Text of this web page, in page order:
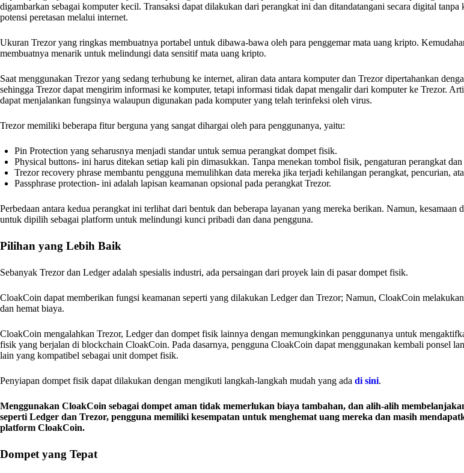
digambarkan sebagai komputer kecil. Transaksi dapat dilakukan dari perangkat ini dan ditandatangani secara digital tanpa
potensi peretasan melalui internet.
Ukuran Trezor yang ringkas membuatnya portabel untuk dibawa-bawa oleh para penggemar mata uang kripto.
membuatnya menarik untuk melindungi data sensitif mata uang kripto.
Saat menggunakan Trezor yang sedang terhubung ke internet, aliran data antara komputer dan Trezor dipertahankan
sehingga Trezor dapat mengirim informasi ke komputer, tetapi informasi tidak dapat mengalir dari komputer ke Trezor.
dapat menjalankan fungsinya walaupun digunakan pada komputer yang telah terinfeksi oleh virus.
Trezor memiliki beberapa fitur berguna yang sangat dihargai oleh para penggunanya, yaitu:
Pin Protection yang seharusnya menjadi standar untuk semua perangkat dompet fisik.
Physical buttons- ini harus ditekan setiap kali pin dimasukkan. Tanpa menekan tombol fisik, pengaturan perangkat
Trezor recovery phrase membantu pengguna memulihkan data mereka jika terjadi kehilangan perangkat, pencurian,
Passphrase protection- ini adalah lapisan keamanan opsional pada perangkat Trezor.
Perbedaan antara kedua perangkat ini terlihat dari bentuk dan beberapa layanan yang mereka berikan. Namun, kesamaan
untuk dipilih sebagai platform untuk melindungi kunci pribadi dan dana pengguna.
Pilihan yang Lebih Baik
Sebanyak Trezor dan Ledger adalah spesialis industri, ada persaingan dari proyek lain di pasar dompet fisik.
CloakCoin dapat memberikan fungsi keamanan seperti yang dilakukan Ledger dan Trezor; Namun, CloakCoin
dan hemat biaya.
CloakCoin mengalahkan Trezor, Ledger dan dompet fisik lainnya dengan memungkinkan penggunanya untuk
fisik yang berjalan di blockchain CloakCoin. Pada dasarnya, pengguna CloakCoin dapat menggunakan kembali ponsel
lain yang kompatibel sebagai unit dompet fisik.
Penyiapan dompet fisik dapat dilakukan dengan mengikuti langkah-langkah mudah yang ada di sini.
Menggunakan CloakCoin sebagai dompet aman tidak memerlukan biaya tambahan, dan alih-alih
seperti Ledger dan Trezor, pengguna memiliki kesempatan untuk menghemat uang mereka dan masih
platform CloakCoin.
Dompet yang Tepat